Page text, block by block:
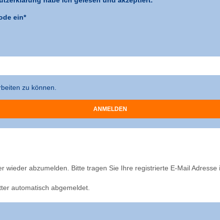
ein*
zu können.
wieder abzumelden. Bitte tragen Sie Ihre registrierte E-Mail Adresse
automatisch abgemeldet.